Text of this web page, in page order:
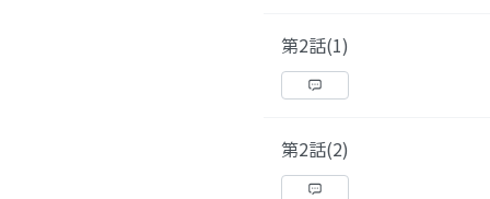
第2話(1)
第2話(2)